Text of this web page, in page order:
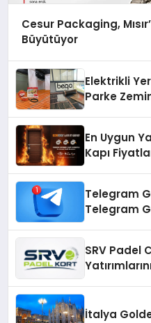
Cesur Packaging,
Büyütüyor
Elektrikli
Parke
En Uygun
Kapı
Telegram
Telegram
SRV Padel
İtalya